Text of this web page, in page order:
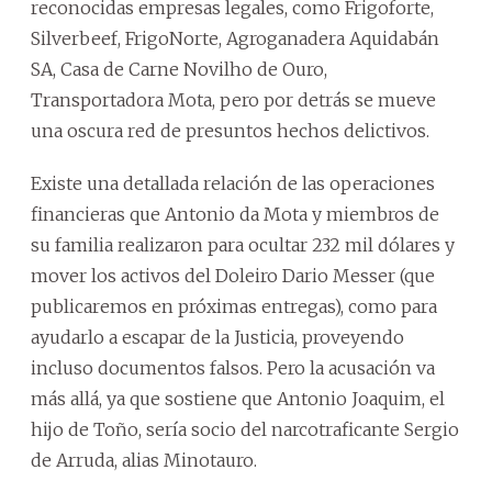
reconocidas empresas legales, como Frigoforte,
Silverbeef, FrigoNorte, Agroganadera Aquidabán
SA, Casa de Carne Novilho de Ouro,
Transportadora Mota, pero por detrás se mueve
una oscura red de presuntos hechos delictivos.
Existe una detallada relación de las operaciones
financieras que Antonio da Mota y miembros de
su familia realizaron para ocultar 232 mil dólares y
mover los activos del Doleiro Dario Messer (que
publicaremos en próximas entregas), como para
ayudarlo a escapar de la Justicia, proveyendo
incluso documentos falsos. Pero la acusación va
más allá, ya que sostiene que Antonio Joaquim, el
hijo de Toño, sería socio del narcotraficante Sergio
de Arruda, alias Minotauro.